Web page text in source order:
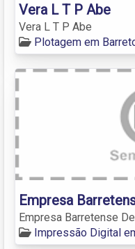
Vera L T P Abe
Vera L T P Abe
Plotagem em
Empresa
Empresa Barretense
Impressão Digital